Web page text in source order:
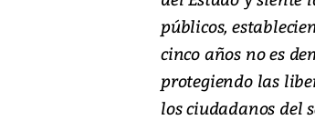
públicos,
cinco años no es
protegiendo las
los ciudadanos del